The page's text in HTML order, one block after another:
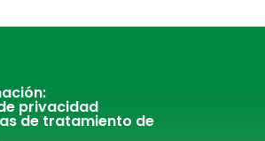
privacidad
de tratamiento de